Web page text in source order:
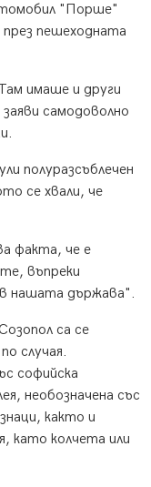
"Порше"
пешеходната
имаше и други
самодоволно
полуразсъблечен
се хвали, че
факта, че е
въпреки
нашата държава".
са се
случая.
софийска
необозначена със
както и
като колчета или